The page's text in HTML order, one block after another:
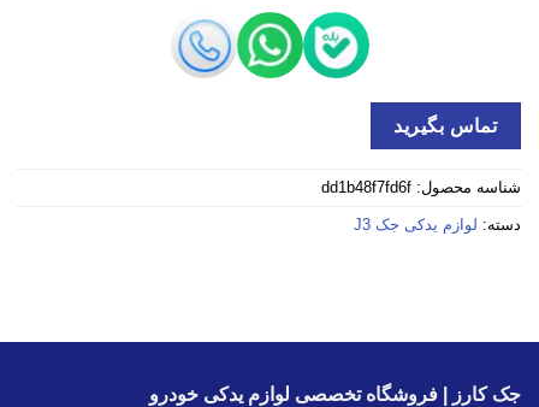
تماس بگیرید
شناسه محصول: dd1b48f7fd6f
دسته: لوازم یدکی جک J3
جک کارز | فروشگاه تخصصی لوازم یدکی خودرو